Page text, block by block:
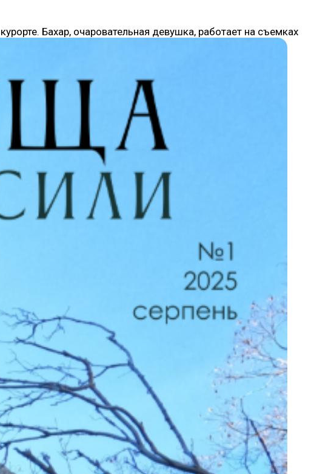
Бахар, очаровательная девушка, работает на съемках